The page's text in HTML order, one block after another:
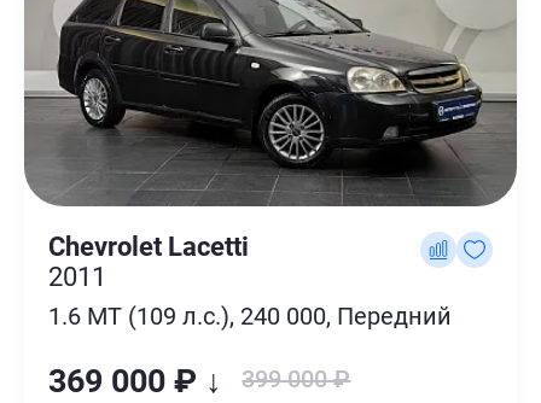
Chevrolet Lacetti
2011
1.6 MT (109 л.с.), 240 000, Передний
369 000 ₽ ↓ 399 000 ₽